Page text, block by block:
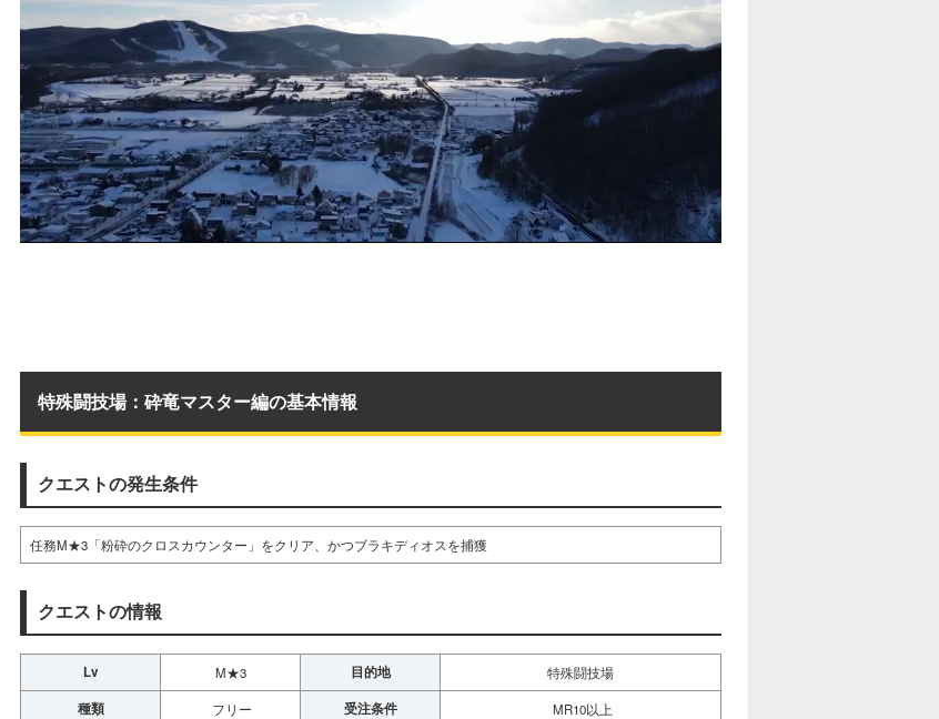
特殊闘技場：砕竜マスター編の基本情報
クエストの発生条件
任務M★3「粉砕のクロスカウンター」をクリア、かつブラキディオスを捕獲
クエストの情報
Lv M★3 目的地 特殊闘技場
種類 フリー 受注条件 MR10以上